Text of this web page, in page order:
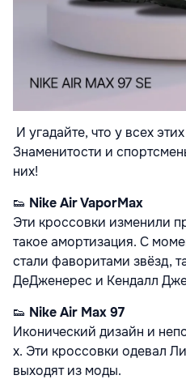
И угадайте, что у всех
Знаменитости и
них!
👟 Nike Air VaporMax
Эти кроссовки изменили
такое амортизация. С
стали фаворитами звёзд,
ДеДженерес и Кендалл
👟 Nike Air Max 97
Иконический дизайн и
х. Эти кроссовки одевал
выходят из моды.